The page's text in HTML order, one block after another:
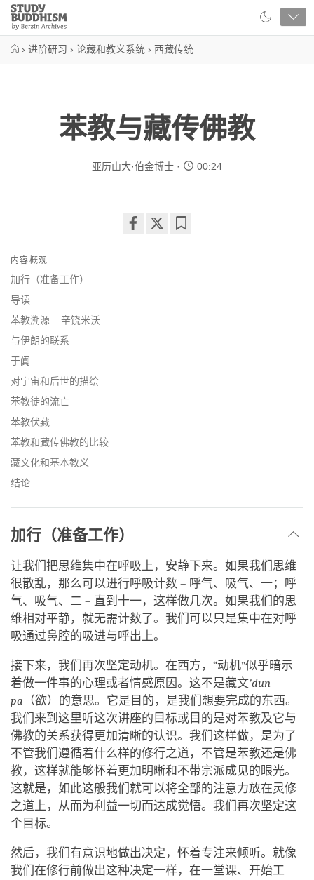
Close
Study
Buddhism
› 进阶研习 › 论藏和教义系统 › 西藏传统
苯教与藏传佛教
亚历山大·伯金博士 00:24
内容概观
加行（准备工作）
导读
苯教溯源 – 辛饶米沃
与伊朗的联系
于阗
对宇宙和后世的描绘
苯教徒的流亡
苯教伏藏
苯教和藏传佛教的比较
藏文化和基本教义
结论
加行（准备工作）
让我们把思维集中在呼吸上，安静下来。如果我们思维
很散乱，那么可以进行呼吸计数 – 呼气、吸气、一；呼
气、吸气、二 – 直到十一，这样做几次。如果我们的思
维相对平静，就无需计数了。我们可以只是集中在对呼
吸通过鼻腔的吸进与呼出上。
接下来，我们再次坚定动机。在西方，“动机”似乎暗示
着做一件事的心理或者情感原因。这不是藏文'dun-
pa （欲）的意思。它是目的，是我们想要完成的东西。
我们来到这里听这次讲座的目标或目的是对苯教及它与
佛教的关系获得更加清晰的认识。我们这样做，是为了
不管我们遵循着什么样的修行之道，不管是苯教还是佛
教，这样就能够怀着更加明晰和不带宗派成见的眼光。
这就是，如此这般我们就可以将全部的注意力放在灵修
之道上，从而为利益一切而达成觉悟。我们再次坚定这
个目标。
然后，我们有意识地做出决定，怀着专注来倾听。就像
我们在修行前做出这种决定一样，在一堂课、开始工